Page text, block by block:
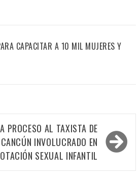
CAPACITAR A 10 MIL MUJERES Y
PROCESO AL TAXISTA DE
CANCÚN INVOLUCRADO EN
SEXUAL INFANTIL